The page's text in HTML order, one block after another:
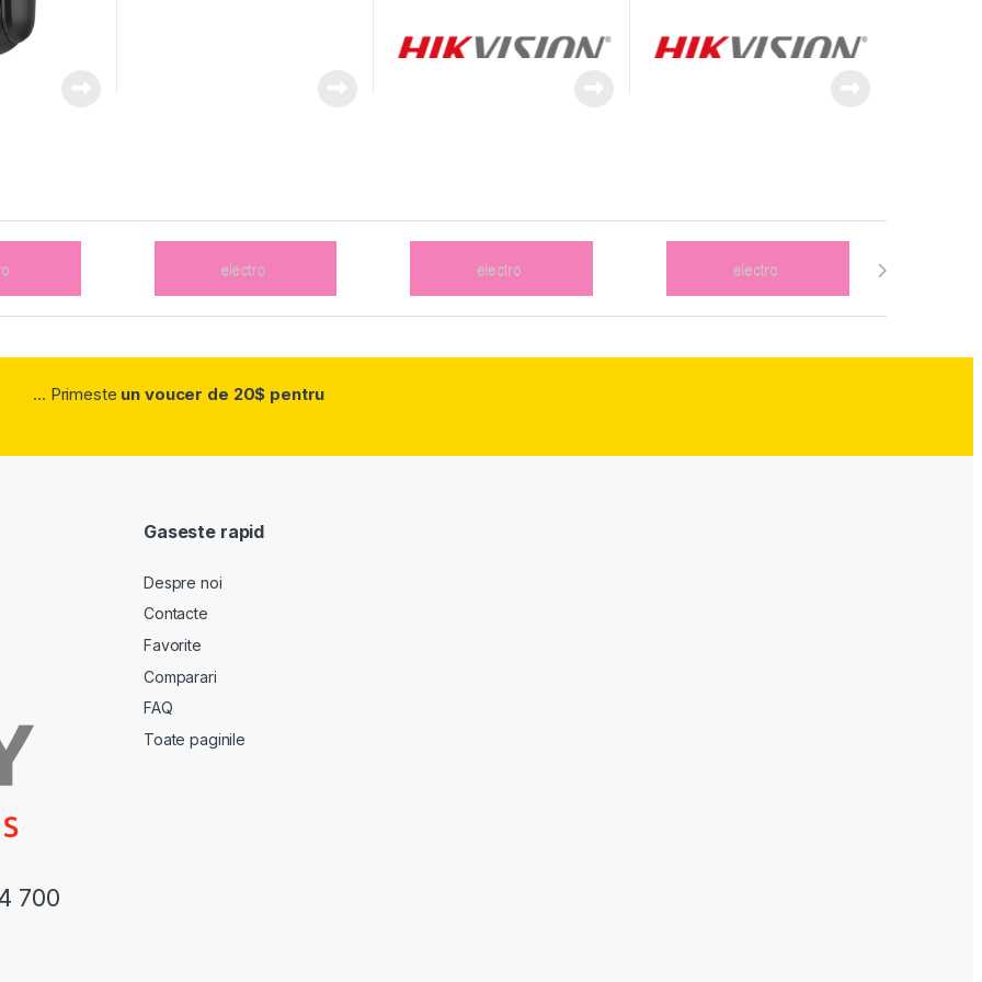
... Primeste un voucer de 20$ pentru
700
Gaseste rapid
Despre noi
Contacte
Favorite
Comparari
FAQ
Toate paginile